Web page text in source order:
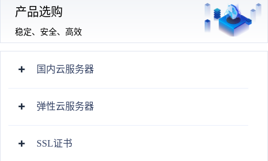
产品选购
稳定、安全、高效
国内云服务器
弹性云服务器
SSL证书